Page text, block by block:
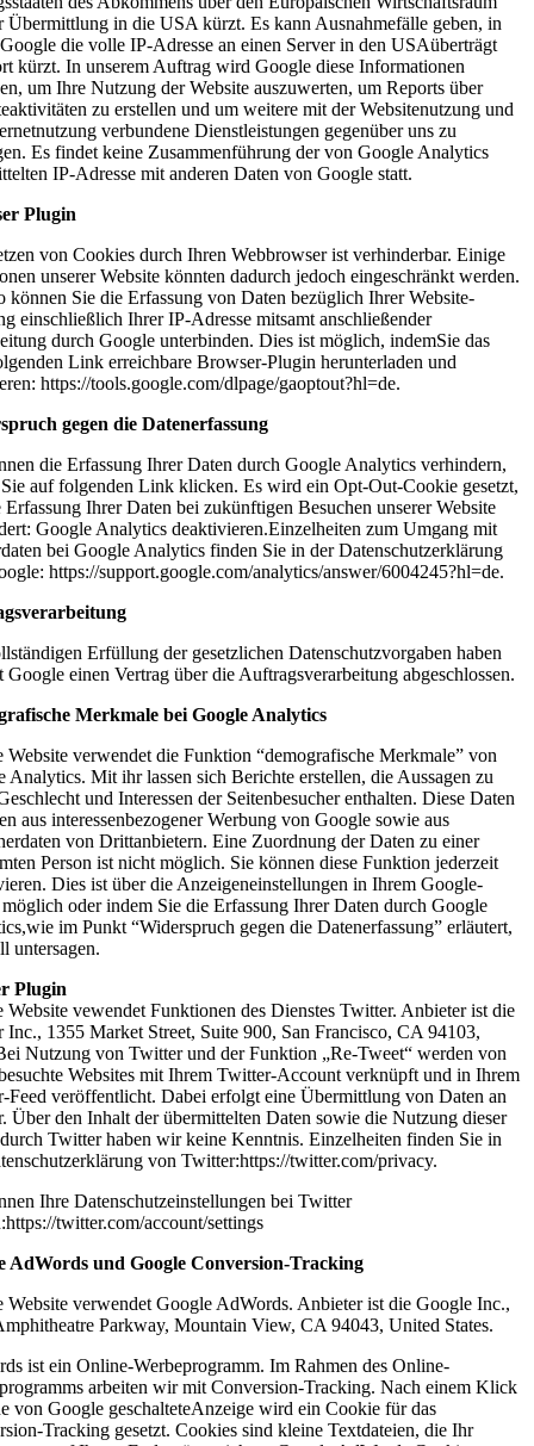
Übermittlung in die USA kürzt. Es kann Ausnahmefälle geben, in
die volle IP-Adresse an einen Server in den USAüberträgt
kürzt. In unserem Auftrag wird Google diese Informationen
um Ihre Nutzung der Website auszuwerten, um Reports über
zu erstellen und um weitere mit der Websitenutzung und
verbundene Dienstleistungen gegenüber uns zu
Es findet keine Zusammenführung der von Google Analytics
IP-Adresse mit anderen Daten von Google statt.
Plugin
von Cookies durch Ihren Webbrowser ist verhinderbar. Einige
unserer Website könnten dadurch jedoch eingeschränkt werden.
können Sie die Erfassung von Daten bezüglich Ihrer Website-
einschließlich Ihrer IP-Adresse mitsamt anschließender
durch Google unterbinden. Dies ist möglich, indemSie das
Link erreichbare Browser-Plugin herunterladen und
https://tools.google.com/dlpage/gaoptout?hl=de.
gegen die Datenerfassung
die Erfassung Ihrer Daten durch Google Analytics verhindern,
auf folgenden Link klicken. Es wird ein Opt-Out-Cookie gesetzt,
Erfassung Ihrer Daten bei zukünftigen Besuchen unserer Website
Google Analytics deaktivieren.Einzelheiten zum Umgang mit
bei Google Analytics finden Sie in der Datenschutzerklärung
https://support.google.com/analytics/answer/6004245?hl=de.
Erfüllung der gesetzlichen Datenschutzvorgaben haben
einen Vertrag über die Auftragsverarbeitung abgeschlossen.
Merkmale bei Google Analytics
Website verwendet die Funktion “demografische Merkmale” von
Analytics. Mit ihr lassen sich Berichte erstellen, die Aussagen zu
und Interessen der Seitenbesucher enthalten. Diese Daten
aus interessenbezogener Werbung von Google sowie aus
von Drittanbietern. Eine Zuordnung der Daten zu einer
Person ist nicht möglich. Sie können diese Funktion jederzeit
Dies ist über die Anzeigeneinstellungen in Ihrem Google-
oder indem Sie die Erfassung Ihrer Daten durch Google
im Punkt “Widerspruch gegen die Datenerfassung” erläutert,
untersagen.
Plugin
Website vewendet Funktionen des Dienstes Twitter. Anbieter ist die
Inc., 1355 Market Street, Suite 900, San Francisco, CA 94103,
Nutzung von Twitter und der Funktion „Re-Tweet“ werden von
Websites mit Ihrem Twitter-Account verknüpft und in Ihrem
Feed veröffentlicht. Dabei erfolgt eine Übermittlung von Daten an
Über den Inhalt der übermittelten Daten sowie die Nutzung dieser
Twitter haben wir keine Kenntnis. Einzelheiten finden Sie in
von Twitter:https://twitter.com/privacy.
Ihre Datenschutzeinstellungen bei Twitter
twitter.com/account/settings
AdWords und Google Conversion-Tracking
Website verwendet Google AdWords. Anbieter ist die Google Inc.,
Parkway, Mountain View, CA 94043, United States.
ist ein Online-Werbeprogramm. Im Rahmen des Online-
arbeiten wir mit Conversion-Tracking. Nach einem Klick
von Google geschalteteAnzeige wird ein Cookie für das
Tracking gesetzt. Cookies sind kleine Textdateien, die Ihr